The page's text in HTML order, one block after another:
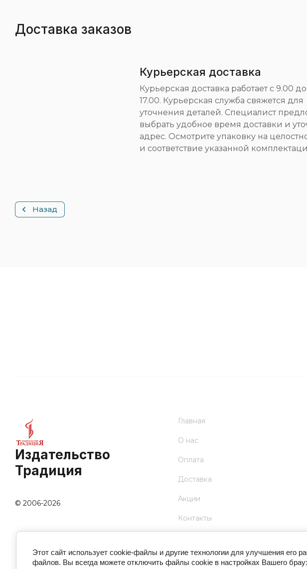
Доставка заказов
Курьерская доставка
Курьерская доставка работает с 9.00 до
17.00. Курьерская служба свяжется для
уточнения деталей. Специалист
выбрать удобное время доставки и
адрес. Осмотрите упаковку на
и соответствие указанной
Назад
Издательство
Традиция
© 2006-2026
Главная
О нас
Оплата
Доставка
Акции
Контакты
Этот сайт использует cookie-файлы и другие технологии для улучшения
файлов. Вы всегда можете отключить файлы cookie в настройках Вашего